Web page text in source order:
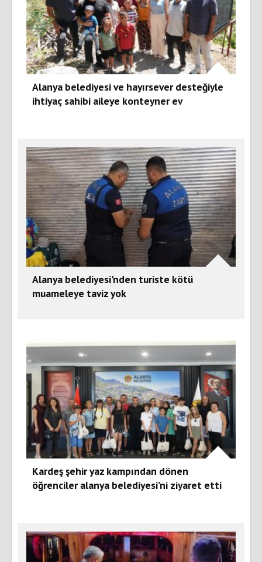
Alanya belediyesi ve hayırsever desteğiyle
ihtiyaç sahibi aileye konteyner ev
Alanya belediyesi'nden turiste kötü
muameleye taviz yok
Kardeş şehir yaz kampından dönen
öğrenciler alanya belediyesi’ni ziyaret etti